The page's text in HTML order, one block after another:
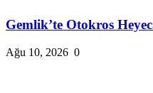
Gemlik’te Otokros
Ağu 10, 2026 0